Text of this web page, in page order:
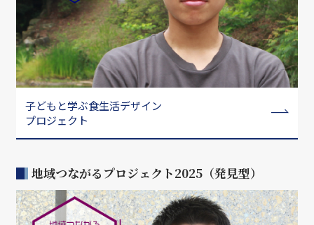
子どもと学ぶ食生活デザイン
プロジェクト
地域つながるプロジェクト2025（発見型）